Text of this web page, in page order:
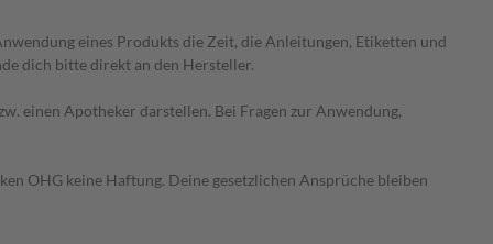
eines Produkts die Zeit, die Anleitungen, Etiketten und
dich bitte direkt an den Hersteller.
einen Apotheker darstellen. Bei Fragen zur Anwendung,
OHG keine Haftung. Deine gesetzlichen Ansprüche bleiben